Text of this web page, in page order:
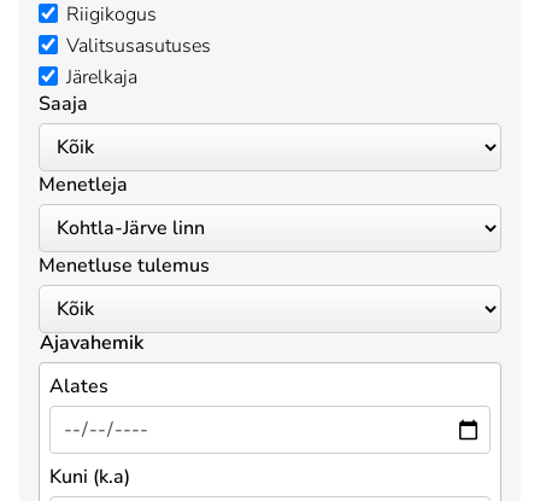
Riigikogus
Valitsusasutuses
Järelkaja
Saaja
Menetleja
Menetluse tulemus
Ajavahemik
Alates
Kuni (k.a)